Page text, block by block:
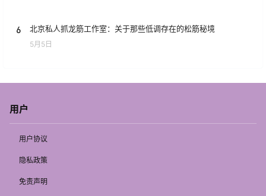
6 北京私人抓龙筋工作室：关于那些低调存在的松筋秘境
5月5日
用户
用户协议
隐私政策
免责声明